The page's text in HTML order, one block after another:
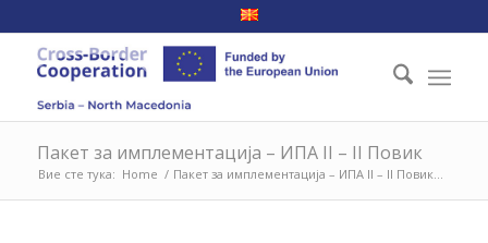
Пакет за имплементација – ИПА II – II Повик
Вие сте тука: Home / Пакет за имплементација – ИПА II – II Повик...